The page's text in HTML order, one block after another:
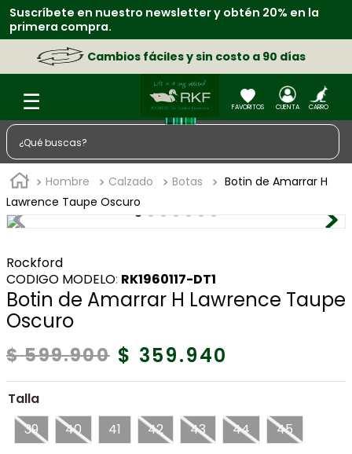
Suscríbete en nuestro newsletter y obtén 20% en la
primera compra.
Cambios fáciles y sin costo a 90 días
¿Qué buscas?
Hombre Calzado Botas
Botin de Amarrar H
Lawrence Taupe Oscuro
Rockford
: RK1960117-DT1
Botin de Amarrar H Lawrence Taupe
Oscuro
$ 599.900 $ 359.940
Talla
39
40 41 42 43 44 45
TÉRMINOS MÁS BUSCADOS
1.
zapatos
4.
camisa
5.
medias
7
tenis
8
9.
tarjetero
10. lino